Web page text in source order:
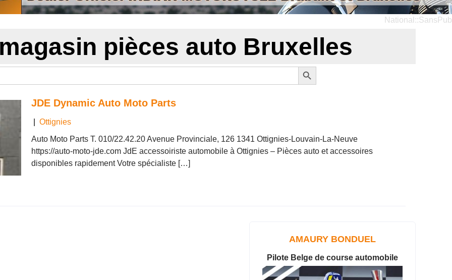
National::SansPub
magasin pièces auto Bruxelles
Search Button
JDE Dynamic Auto Moto Parts
Ottignies
Auto Moto Parts T. 010/22.42.20 Avenue Provinciale, 126 1341 Ottignies-Louvain-La-Neuve
https://auto-moto-jde.com JdE accessoiriste automobile à Ottignies – Pièces auto et accessoires
disponibles rapidement Votre spécialiste […]
AMAURY BONDUEL
Pilote Belge de course automobile